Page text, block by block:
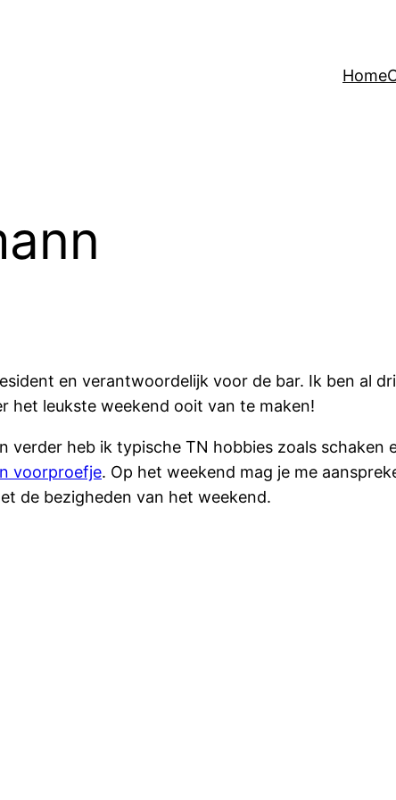
Home
en verantwoordelijk voor de bar. Ik ben al
het leukste weekend ooit van te maken!
heb ik typische TN hobbies zoals schaken
voorproefje. Op het weekend mag je me
de bezigheden van het weekend.